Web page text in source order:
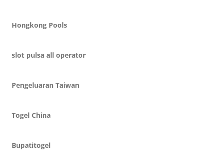
Hongkong Pools
slot pulsa all operator
Pengeluaran Taiwan
Togel China
Bupatitogel